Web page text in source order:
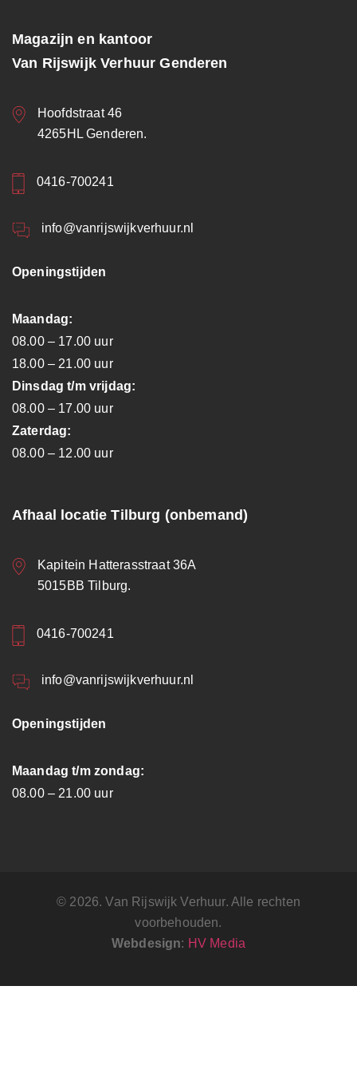
Magazijn en kantoor
Van Rijswijk Verhuur Genderen
Hoofdstraat 46
4265HL Genderen.
0416-700241
info@vanrijswijkverhuur.nl
Openingstijden
Maandag:
08.00 – 17.00 uur
18.00 – 21.00 uur
Dinsdag t/m vrijdag:
08.00 – 17.00 uur
Zaterdag:
08.00 – 12.00 uur
Afhaal locatie Tilburg (onbemand)
Kapitein Hatterasstraat 36A
5015BB Tilburg.
0416-700241
info@vanrijswijkverhuur.nl
Openingstijden
Maandag t/m zondag:
08.00 – 21.00 uur
© 2026. Van Rijswijk Verhuur. Alle rechten
voorbehouden.
Webdesign: HV Media